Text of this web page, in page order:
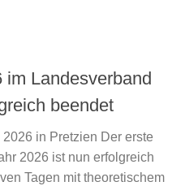
im Landesverband
beendet
in Pretzien Der erste
2026 ist nun erfolgreich
Tagen mit theoretischem